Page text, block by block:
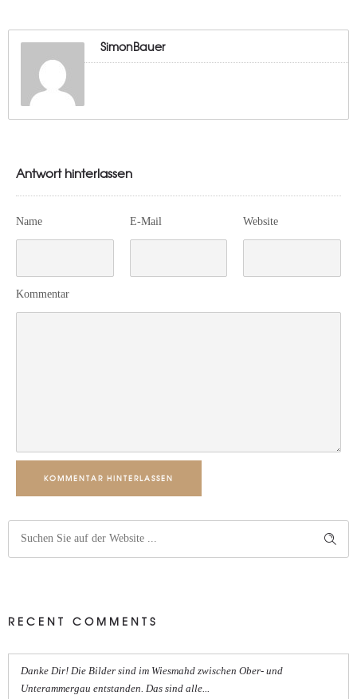
SimonBauer
Antwort hinterlassen
Name E-Mail Website
Kommentar
KOMMENTAR HINTERLASSEN
RECENT COMMENTS
Danke Dir! Die Bilder sind im Wiesmahd zwischen Ober- und
Unterammergau entstanden. Das sind alle...